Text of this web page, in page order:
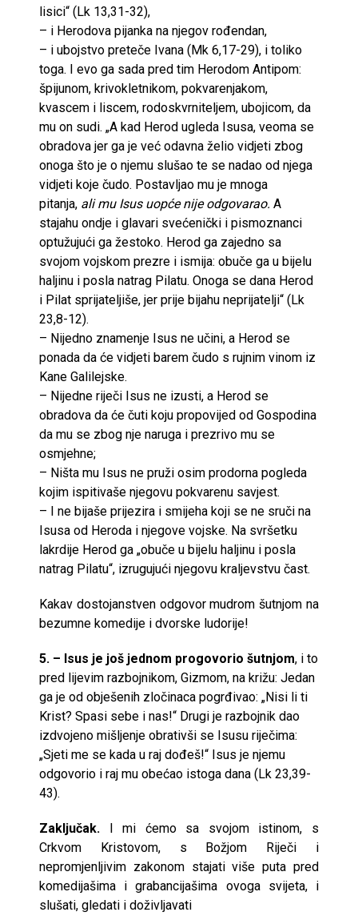
lisici“ (Lk 13,31-32),
– i Herodova pijanka na njegov rođendan,
– i ubojstvo preteče Ivana (Mk 6,17-29), i toliko
toga. I evo ga sada pred tim Herodom Antipom:
špijunom, krivokletnikom, pokvarenjakom,
kvascem i liscem, rodoskvrniteljem, ubojicom, da
mu on sudi. „A kad Herod ugleda Isusa, veoma se
obradova jer ga je već odavna želio vidjeti zbog
onoga što je o njemu slušao te se nadao od njega
vidjeti koje čudo. Postavljao mu je mnoga
pitanja, ali mu Isus uopće nije odgovarao. A
stajahu ondje i glavari svećenički i pismoznanci
optužujući ga žestoko. Herod ga zajedno sa
svojom vojskom prezre i ismija: obuče ga u bijelu
haljinu i posla natrag Pilatu. Onoga se dana Herod
i Pilat sprijateljiše, jer prije bijahu neprijatelji“ (Lk
23,8-12).
– Nijedno znamenje Isus ne učini, a Herod se
ponada da će vidjeti barem čudo s rujnim vinom iz
Kane Galilejske.
– Nijedne riječi Isus ne izusti, a Herod se
obradova da će čuti koju propovijed od Gospodina
da mu se zbog nje naruga i prezrivo mu se
osmjehne;
– Ništa mu Isus ne pruži osim prodorna pogleda
kojim ispitivaše njegovu pokvarenu savjest.
– I ne bijaše prijezira i smijeha koji se ne sruči na
Isusa od Heroda i njegove vojske. Na svršetku
lakrdije Herod ga „obuče u bijelu haljinu i posla
natrag Pilatu“, izrugujući njegovu kraljevstvu čast.
Kakav dostojanstven odgovor mudrom šutnjom na
bezumne komedije i dvorske ludorije!
5. – Isus je još jednom progovorio šutnjom, i to
pred lijevim razbojnikom, Gizmom, na križu: Jedan
ga je od obješenih zločinaca pogrđivao: „Nisi li ti
Krist? Spasi sebe i nas!“ Drugi je razbojnik dao
izdvojeno mišljenje obrativši se Isusu riječima:
„Sjeti me se kada u raj dođeš!“ Isus je njemu
odgovorio i raj mu obećao istoga dana (Lk 23,39-
43).
Zaključak. I mi ćemo sa svojom istinom, s
Crkvom Kristovom, s Božjom Riječi i
nepromjenljivim zakonom stajati više puta pred
komedijašima i grabancijašima ovoga svijeta, i
slušati, gledati i doživljavati